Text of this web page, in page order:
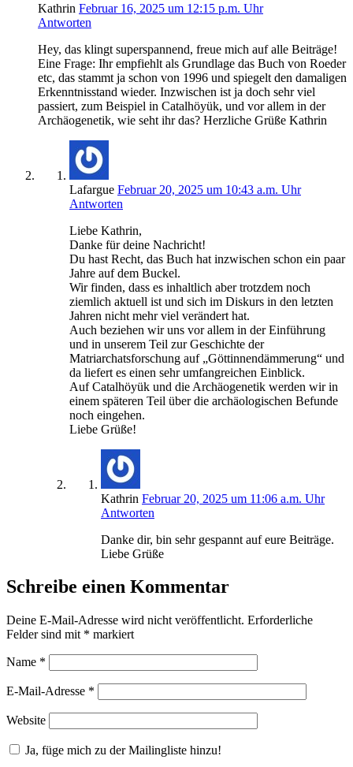
Kathrin Februar 16, 2025 um 12:15 p.m. Uhr
Antworten
Hey, das klingt superspannend, freue mich auf alle Beiträge!
Eine Frage: Ihr empfiehlt als Grundlage das Buch von Roeder
etc, das stammt ja schon von 1996 und spiegelt den damaligen
Erkenntnisstand wieder. Inzwischen ist ja doch sehr viel
passiert, zum Beispiel in Catalhöyük, und vor allem in der
Archäogenetik, wie seht ihr das? Herzliche Grüße Kathrin
Lafargue Februar 20, 2025 um 10:43 a.m. Uhr
Antworten
Liebe Kathrin,
Danke für deine Nachricht!
Du hast Recht, das Buch hat inzwischen schon ein paar
Jahre auf dem Buckel.
Wir finden, dass es inhaltlich aber trotzdem noch
ziemlich aktuell ist und sich im Diskurs in den letzten
Jahren nicht mehr viel verändert hat.
Auch beziehen wir uns vor allem in der Einführung
und in unserem Teil zur Geschichte der
Matriarchatsforschung auf „Göttinnendämmerung“ und
da liefert es einen sehr umfangreichen Einblick.
Auf Catalhöyük und die Archäogenetik werden wir in
einem späteren Teil über die archäologischen Befunde
noch eingehen.
Liebe Grüße!
Kathrin Februar 20, 2025 um 11:06 a.m. Uhr
Antworten
Danke dir, bin sehr gespannt auf eure Beiträge.
Liebe Grüße
Schreibe einen Kommentar
Deine E-Mail-Adresse wird nicht veröffentlicht. Erforderliche
Felder sind mit * markiert
Name *
E-Mail-Adresse *
Website
Ja, füge mich zu der Mailingliste hinzu!